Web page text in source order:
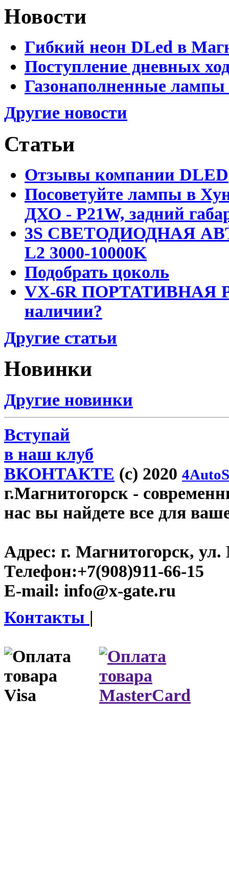
Новости
Гибкий неон DLed в
Поступление дневных
Газонаполненные
Другие новости
Статьи
Отзывы компании DLED
Посоветуйте лампы в
ДХО - P21W, задний
3S СВЕТОДИОДНАЯ
L2 3000-10000K
Подобрать цоколь
VX-6R ПОРТАТИВНАЯ
наличии?
Другие статьи
Новинки
Другие новинки
Вступай
в наш клуб
ВКОНТАКТЕ (c) 2020
г.Магнитогорск -
нас вы найдете все для
Адрес: г. Магнитогорск, ул.
Телефон:+7(908)911-66-15
E-mail: info@x-gate.ru
Контакты |